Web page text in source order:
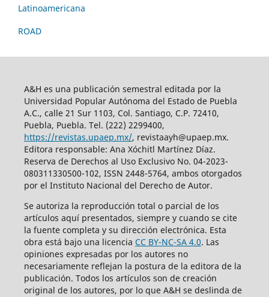
Latinoamericana
ROAD
A&H es una publicación semestral editada por la
Universidad Popular Autónoma del Estado de Puebla
A.C., calle 21 Sur 1103, Col. Santiago, C.P. 72410,
Puebla, Puebla. Tel. (222) 2299400,
https://revistas.upaep.mx/, revistaayh@upaep.mx.
Editora responsable: Ana Xóchitl Martínez Díaz.
Reserva de Derechos al Uso Exclusivo No. 04-2023-
080311330500-102, ISSN 2448-5764, ambos otorgados
por el Instituto Nacional del Derecho de Autor.
Se autoriza la reproducción total o parcial de los
artículos aquí­ presentados, siempre y cuando se cite
la fuente completa y su dirección electrónica. Esta
obra está bajo una licencia CC BY-NC-SA 4.0. Las
opiniones expresadas por los autores no
necesariamente reflejan la postura de la editora de la
publicación. Todos los artículos son de creación
original de los autores, por lo que A&H se deslinda de